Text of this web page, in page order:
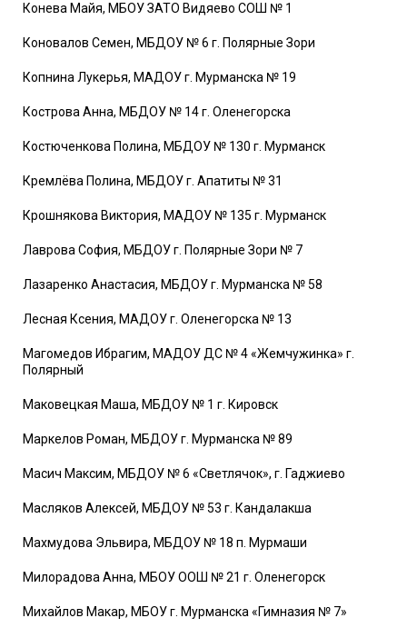
Конева Майя, МБОУ ЗАТО Видяево СОШ № 1
Коновалов Семен, МБДОУ № 6 г. Полярные Зори
Копнина Лукерья, МАДОУ г. Мурманска № 19
Кострова Анна, МБДОУ № 14 г. Оленегорска
Костюченкова Полина, МБДОУ № 130 г. Мурманск
Кремлёва Полина, МБДОУ г. Апатиты № 31
Крошнякова Виктория, МАДОУ № 135 г. Мурманск
Лаврова София, МБДОУ г. Полярные Зори № 7
Лазаренко Анастасия, МБДОУ г. Мурманска № 58
Лесная Ксения, МАДОУ г. Оленегорска № 13
Магомедов Ибрагим, МАДОУ ДС № 4 «Жемчужинка» г.
Полярный
Маковецкая Маша, МБДОУ № 1 г. Кировск
Маркелов Роман, МБДОУ г. Мурманска № 89
Масич Максим, МБДОУ № 6 «Светлячок», г. Гаджиево
Масляков Алексей, МБДОУ № 53 г. Кандалакша
Махмудова Эльвира, МБДОУ № 18 п. Мурмаши
Милорадова Анна, МБОУ ООШ № 21 г. Оленегорск
Михайлов Макар, МБОУ г. Мурманска «Гимназия № 7»